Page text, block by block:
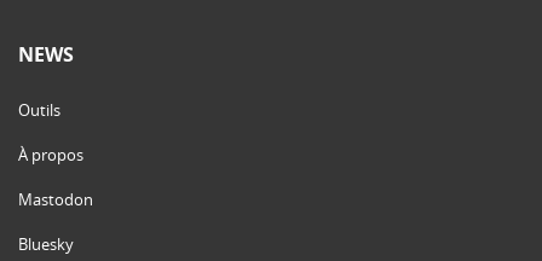
NEWS
Outils
À propos
Mastodon
Bluesky